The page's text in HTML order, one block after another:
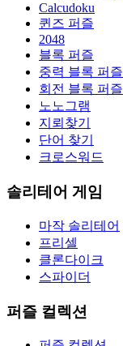
Calcudoku
퀸즈 퍼즐
2048
블록 퍼즐
중력 블록 퍼즐
회전 블록 퍼즐
노노그램
지뢰찾기
단어 찾기
크로스워드
솔리테어 게임
마작 솔리테어
프리셀
클론다이크
스파이더
퍼즐 컬렉션